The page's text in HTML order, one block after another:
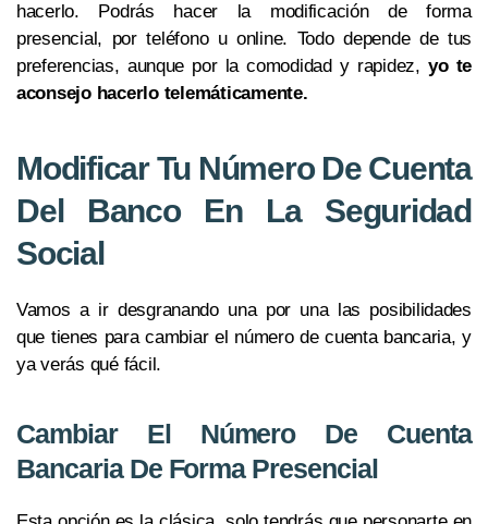
hacerlo. Podrás hacer la modificación de forma
presencial, por teléfono u online. Todo depende de tus
preferencias, aunque por la comodidad y rapidez, yo te
aconsejo hacerlo telemáticamente.
Modificar Tu Número De Cuenta
Del Banco En La Seguridad
Social
Vamos a ir desgranando una por una las posibilidades
que tienes para cambiar el número de cuenta bancaria, y
ya verás qué fácil.
Cambiar El Número De Cuenta
Bancaria De Forma Presencial